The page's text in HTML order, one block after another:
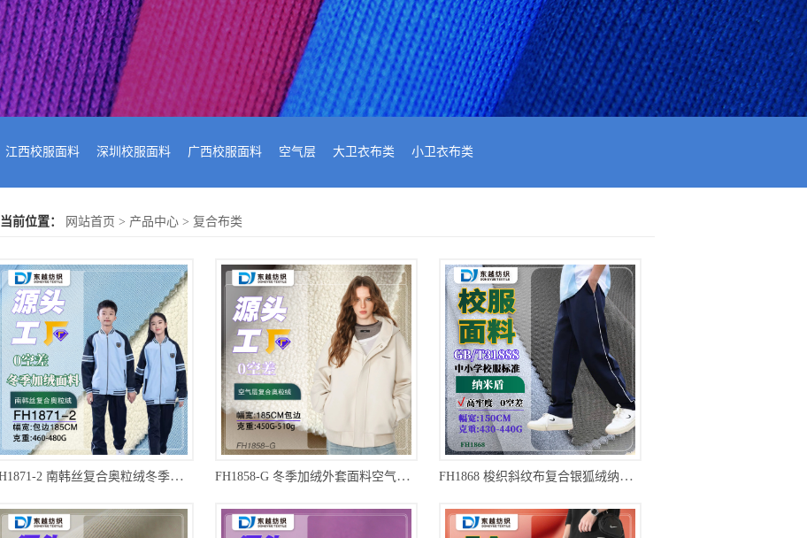
江西校服面料 深圳校服面料 广西校服面料 空气层 大卫衣布类 小卫衣布类
当前位置： 网站首页 > 产品中心 > 复合布类
FH1871-2 南韩丝复合奥粒绒冬季南韩丝复合校服布料460g加厚加绒卫衣面料 FH1858-G 冬季加绒外套面料空气层复合奥粒绒卫衣布料颗粒绒针织厂家直销 FH1868 梭织斜纹布复合银狐绒纳米盾冬季保暖冲锋衣加绒裤子面料